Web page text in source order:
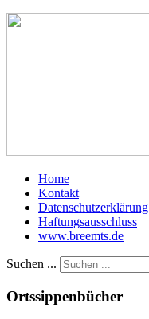
Home
Kontakt
Datenschutzerklärung
Haftungsausschluss
www.breemts.de
Suchen ...
Ortssippenbücher